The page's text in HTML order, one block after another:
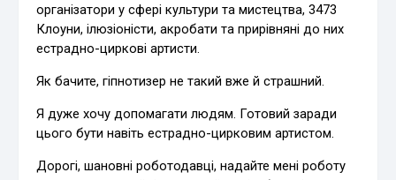
організатори у сфері культури та мистецтва, 3473
Клоуни, ілюзіоністи, акробати та прирівняні до них
естрадно-циркові артисти.
Як бачите, гіпнотизер не такий вже й страшний.
Я дуже хочу допомагати людям. Готовий заради
цього бути навіть естрадно-цирковим артистом.
Дорогі, шановні роботодавці, надайте мені роботу